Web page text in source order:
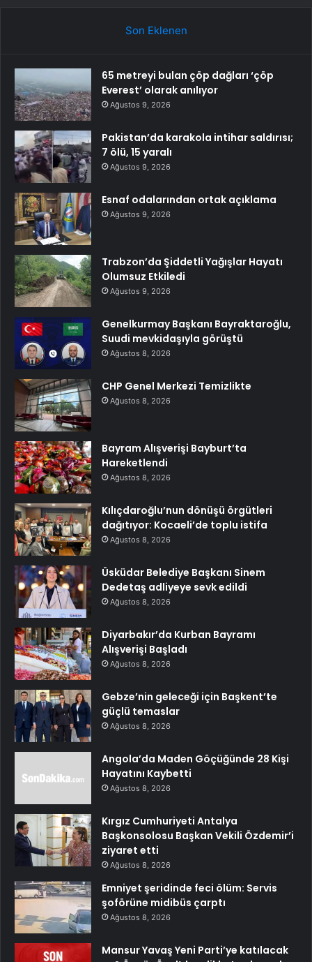
Son Eklenen
65 metreyi bulan çöp dağları ‘çöp
Everest’ olarak anılıyor
Ağustos 9, 2026
Pakistan’da karakola intihar saldırısı;
7 ölü, 15 yaralı
Ağustos 9, 2026
Esnaf odalarından ortak açıklama
Ağustos 9, 2026
Trabzon’da Şiddetli Yağışlar Hayatı
Olumsuz Etkiledi
Ağustos 9, 2026
Genelkurmay Başkanı Bayraktaroğlu,
Suudi mevkidaşıyla görüştü
Ağustos 8, 2026
CHP Genel Merkezi Temizlikte
Ağustos 8, 2026
Bayram Alışverişi Bayburt’ta
Hareketlendi
Ağustos 8, 2026
Kılıçdaroğlu’nun dönüşü örgütleri
dağıtıyor: Kocaeli’de toplu istifa
Ağustos 8, 2026
Üsküdar Belediye Başkanı Sinem
Dedetaş adliyeye sevk edildi
Ağustos 8, 2026
Diyarbakır’da Kurban Bayramı
Alışverişi Başladı
Ağustos 8, 2026
Gebze’nin geleceği için Başkent’te
güçlü temaslar
Ağustos 8, 2026
Angola’da Maden Göçüğünde 28 Kişi
Hayatını Kaybetti
Ağustos 8, 2026
Kırgız Cumhuriyeti Antalya
Başkonsolosu Başkan Vekili Özdemir’i
ziyaret etti
Ağustos 8, 2026
Emniyet şeridinde feci ölüm: Servis
şoförüne midibüs çarptı
Ağustos 8, 2026
Mansur Yavaş Yeni Parti’ye katılacak